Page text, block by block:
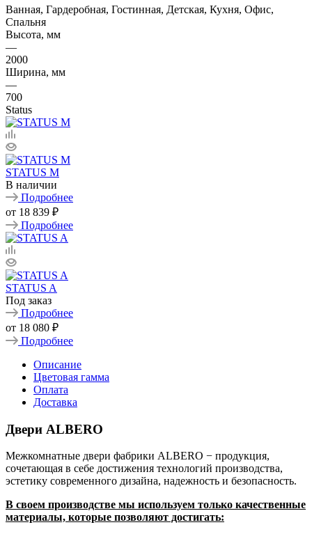
Ванная, Гардеробная, Гостинная, Детская, Кухня, Офис,
Спальня
Высота, мм
—
2000
Ширина, мм
—
700
Status
STATUS M
В наличии
Подробнее
от 18 839 ₽
Подробнее
STATUS A
Под заказ
Подробнее
от 18 080 ₽
Подробнее
Описание
Цветовая гамма
Оплата
Доставка
Двери ALBERO
Межкомнатные двери фабрики ALBERO − продукция,
сочетающая в себе достижения технологий производства,
эстетику современного дизайна, надежность и безопасность.
В своем производстве мы используем только качественные
материалы, которые позволяют достигать: